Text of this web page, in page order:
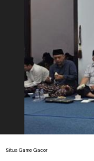
Situs Game Gacor